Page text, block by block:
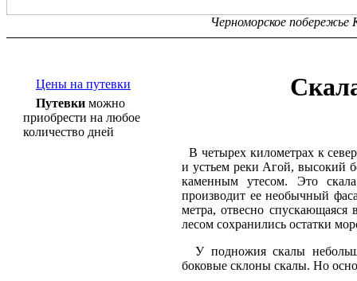
Черноморское побережье
Цены на путевки
Путевки можно
приобрести на любое
количество дней
В четырех километрах к
и устьем реки Агой, высокий
каменным утесом. Это скала
производит ее необычный
метра, отвесно
лесом сохранились остатки
У подножия скалы
боковые склоны скалы. Но